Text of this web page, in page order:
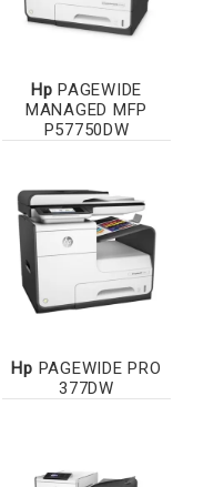
Hp PAGEWIDE
MANAGED MFP
P57750DW
Hp PAGEWIDE PRO
377DW